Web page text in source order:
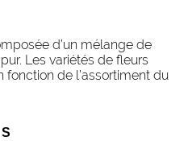
d’un mélange de
Les variétés de fleurs
de l’assortiment du
S